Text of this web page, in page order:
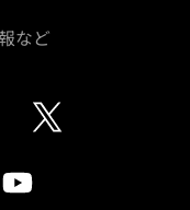
など